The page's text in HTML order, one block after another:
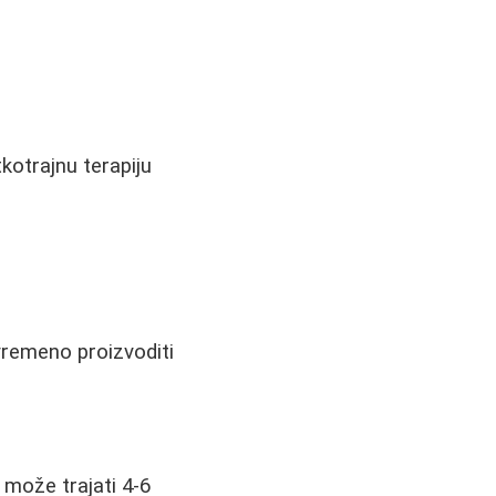
terapiju
proizvoditi
može trajati 4-6